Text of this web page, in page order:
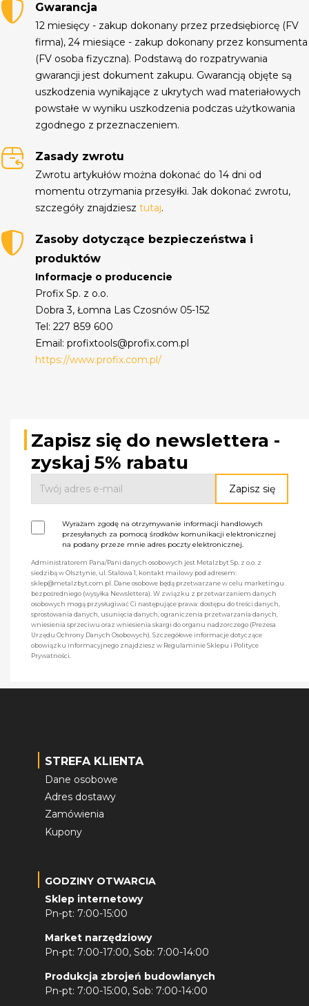
Gwarancja
12 miesięcy - zakup dokonany przez przedsiębiorcę (FV
firma), 24 miesiące - zakup dokonany przez konsumenta
(FV osoba fizyczna). Podstawą do rozpatrywania
gwarancji jest dokument zakupu. Gwarancją objęte są
uszkodzenia wynikające z ukrytych wad materiałowych
powstałe w wyniku uszkodzenia podczas użytkowania
zgodnego z przeznaczeniem.
Zasady zwrotu
Zwrotu artykułów można dokonać do 14 dni od
momentu otrzymania przesyłki. Jak dokonać zwrotu,
szczegóły znajdziesztutaj.
Zasoby dotyczące bezpieczeństwa i
produktów
Informacje o producencie
Profix Sp. z o.o.
Dobra 3, Łomna Las Czosnów 05-152
Tel: 227 859 600
Email: profixtools@profix.com.pl
https://www.profix.com.pl/
Zapisz się do newslettera -
zyskaj 5% rabatu
Wyrażam zgodę na otrzymywanie informacji handlowych
przesyłanych za pomocą środków komunikacji elektronicznej
na podany przeze mnie adres poczty elektronicznej.
Administratorem Pana/Pani danych osobowych jest Metalzbyt Sp. z o.o. z
siedzibą w Olsztynie, ul. Stalowa 1, kontakt mailowy pod adresem:
sklep@metalzbyt.com.pl. Dane osobowe będą przetwarzane w celu marketingu
bezpośredniego (wysyłka Newslettera). W związku z przetwarzaniem danych
osobowych mogą przysługiwać Ci następujące prawa: dostępu do treści danych,
sprostowania danych, usunięcia danych, ograniczenia przetwarzania danych,
wniesienia sprzeciwu oraz wniesienia skargi do organu nadzorczego (Prezesa
Urzędu Ochrony Danych Osobowych). Szczegółowe informacje dotyczące
obowiązku informacyjnego znajdziesz w Regulaminie Sklepu i Polityce
Prywatności.
STREFA KLIENTA
Dane osobowe
Adres dostawy
Zamówienia
Kupony
GODZINY OTWARCIA
Sklep internetowy
Pn-pt: 7:00-15:00
Market narzędziowy
Pn-pt: 7:00-17:00, Sob: 7:00-14:00
Produkcja zbrojeń budowlanych
Pn-pt: 7:00-15:00, Sob: 7:00-14:00